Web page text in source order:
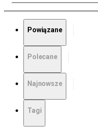
Powiązane
Polecane
Najnowsze
Tagi